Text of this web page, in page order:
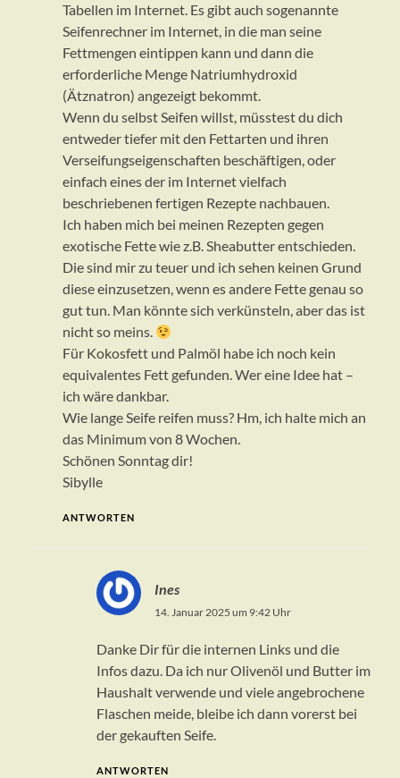
Tabellen im Internet. Es gibt auch sogenannte
Seifenrechner im Internet, in die man seine
Fettmengen eintippen kann und dann die
erforderliche Menge Natriumhydroxid
(Ätznatron) angezeigt bekommt.
Wenn du selbst Seifen willst, müsstest du dich
entweder tiefer mit den Fettarten und ihren
Verseifungseigenschaften beschäftigen, oder
einfach eines der im Internet vielfach
beschriebenen fertigen Rezepte nachbauen.
Ich haben mich bei meinen Rezepten gegen
exotische Fette wie z.B. Sheabutter entschieden.
Die sind mir zu teuer und ich sehen keinen Grund
diese einzusetzen, wenn es andere Fette genau so
gut tun. Man könnte sich verkünsteln, aber das ist
nicht so meins.
Für Kokosfett und Palmöl habe ich noch kein
equivalentes Fett gefunden. Wer eine Idee hat –
ich wäre dankbar.
Wie lange Seife reifen muss? Hm, ich halte mich an
das Minimum von 8 Wochen.
Schönen Sonntag dir!
Sibylle
ANTWORTEN
Ines
14. Januar 2025 um 9:42 Uhr
Danke Dir für die internen Links und die
Infos dazu. Da ich nur Olivenöl und Butter im
Haushalt verwende und viele angebrochene
Flaschen meide, bleibe ich dann vorerst bei
der gekauften Seife.
ANTWORTEN